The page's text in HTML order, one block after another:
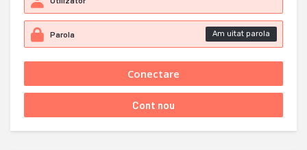
Am uitat parola